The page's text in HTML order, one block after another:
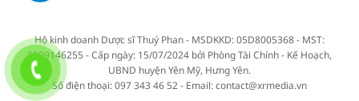
Hộ kinh doanh Dược sĩ Thuý Phan - MSDKKD: 05D8005368 - MST:
8009146255 - Cấp ngày: 15/07/2024 bởi Phòng Tài Chính - Kế Hoạch,
UBND huyện Yên Mỹ, Hưng Yên.
Số điện thoại: 097 343 46 52 - Email: contact@xrmedia.vn